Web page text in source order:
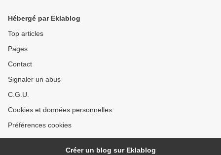
Hébergé par Eklablog
Top articles
Pages
Contact
Signaler un abus
C.G.U.
Cookies et données personnelles
Préférences cookies
Créer un blog sur Eklablog